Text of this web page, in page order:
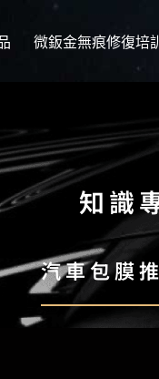
微鈑金無痕修復培訓
知識
汽車包膜